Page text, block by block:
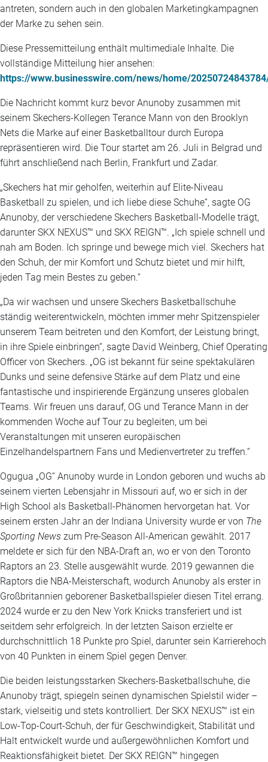
antreten, sondern auch in den globalen Marketingkampagnen
der Marke zu sehen sein.
Diese Pressemitteilung enthält multimediale Inhalte. Die
vollständige Mitteilung hier ansehen:
https://www.businesswire.com/news/home/
Die Nachricht kommt kurz bevor Anunoby zusammen mit
seinem Skechers-Kollegen Terance Mann von den Brooklyn
Nets die Marke auf einer Basketballtour durch Europa
repräsentieren wird. Die Tour startet am 26. Juli in Belgrad und
führt anschließend nach Berlin, Frankfurt und Zadar.
„Skechers hat mir geholfen, weiterhin auf Elite-Niveau
Basketball zu spielen, und ich liebe diese Schuhe“, sagte OG
Anunoby, der verschiedene Skechers Basketball-Modelle trägt,
darunter SKX NEXUS™ und SKX REIGN™. „Ich spiele schnell und
nah am Boden. Ich springe und bewege mich viel. Skechers hat
den Schuh, der mir Komfort und Schutz bietet und mir hilft,
jeden Tag mein Bestes zu geben.“
„Da wir wachsen und unsere Skechers Basketballschuhe
ständig weiterentwickeln, möchten immer mehr Spitzenspieler
unserem Team beitreten und den Komfort, der Leistung bringt,
in ihre Spiele einbringen“, sagte David Weinberg, Chief Operating
Officer von Skechers. „OG ist bekannt für seine spektakulären
Dunks und seine defensive Stärke auf dem Platz und eine
fantastische und inspirierende Ergänzung unseres globalen
Teams. Wir freuen uns darauf, OG und Terance Mann in der
kommenden Woche auf Tour zu begleiten, um bei
Veranstaltungen mit unseren europäischen
Einzelhandelspartnern Fans und Medienvertreter zu treffen.“
Ogugua „OG“ Anunoby wurde in London geboren und wuchs ab
seinem vierten Lebensjahr in Missouri auf, wo er sich in der
High School als Basketball-Phänomen hervorgetan hat. Vor
seinem ersten Jahr an der Indiana University wurde er von The
Sporting News zum Pre-Season All-American gewählt. 2017
meldete er sich für den NBA-Draft an, wo er von den Toronto
Raptors an 23. Stelle ausgewählt wurde. 2019 gewannen die
Raptors die NBA-Meisterschaft, wodurch Anunoby als erster in
Großbritannien geborener Basketballspieler diesen Titel errang.
2024 wurde er zu den New York Knicks transferiert und ist
seitdem sehr erfolgreich. In der letzten Saison erzielte er
durchschnittlich 18 Punkte pro Spiel, darunter sein Karrierehoch
von 40 Punkten in einem Spiel gegen Denver.
Die beiden leistungsstarken Skechers-Basketballschuhe, die
Anunoby trägt, spiegeln seinen dynamischen Spielstil wider –
stark, vielseitig und stets kontrolliert. Der SKX NEXUS™ ist ein
Low-Top-Court-Schuh, der für Geschwindigkeit, Stabilität und
Halt entwickelt wurde und außergewöhnlichen Komfort und
Reaktionsfähigkeit bietet. Der SKX REIGN™ hingegen